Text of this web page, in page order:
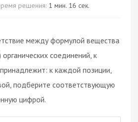
решения: 1 мин. 16 сек.
между формулой вещества
органических соединений, к
к каждой позиции,
подберите соответствующую
цифрой.